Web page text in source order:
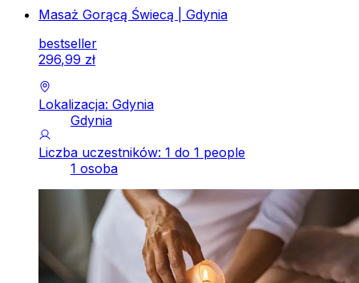
Masaż Gorącą Świecą | Gdynia
bestseller
296,99 zł
Lokalizacja: Gdynia
Gdynia
Liczba uczestników: 1 do 1 people
1 osoba